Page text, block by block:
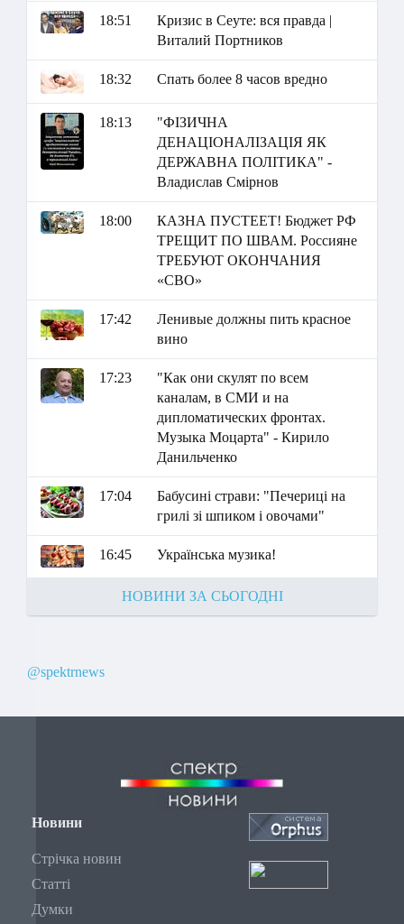
18:51
Кризис в Сеуте: вся правда |
Виталий Портников
18:32 Спать более 8 часов вредно
18:13
"ФІЗИЧНА
ДЕНАЦІОНАЛІЗАЦІЯ ЯК
ДЕРЖАВНА ПОЛІТИКА" -
Владислав Смірнов
18:00
КАЗНА ПУСТЕЕТ! Бюджет РФ
ТРЕЩИТ ПО ШВАМ. Россияне
ТРЕБУЮТ ОКОНЧАНИЯ
«СВО»
17:42
Ленивые должны пить красное
вино
17:23
"Как они скулят по всем
каналам, в СМИ и на
дипломатических фронтах.
Музыка Моцарта" - Кирило
Данильченко
17:04
Бабусині страви: "Печериці на
грилі зі шпиком і овочами"
16:45 Українська музика!
НОВИНИ ЗА СЬОГОДНІ
@spektrnews
Новини
Стрічка новин
Статті
Думки